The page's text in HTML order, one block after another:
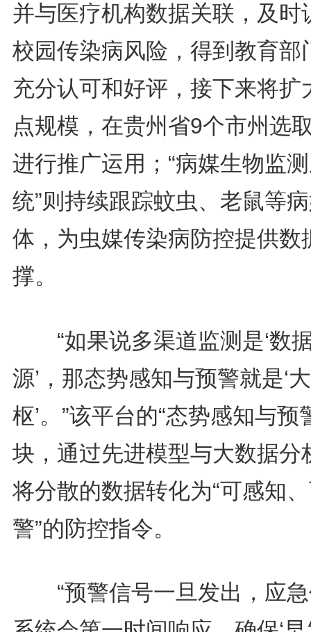
并与医疗机构数据关联，及时
校园传染病风险，得到教育部
充分认可和好评，接下来将扩
点规模，在贵州省9个市州选
进行推广运用；“病媒生物监
统”则持续跟踪蚊虫、老鼠等
体，为虫媒传染病防控提供数
撑。
“如果说多渠道监测是‘数
源’，那态势感知与预警就是‘
枢’。”该平台的“态势感知与预
块，通过先进模型与大数据分
将分散的数据转化为“可感知
警”的防控指令。
“预警信号一旦发出，应急